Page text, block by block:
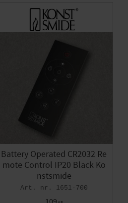
Battery Operated CR2032 Re
mote Control IP20 Black Ko
nstsmide
1651-700